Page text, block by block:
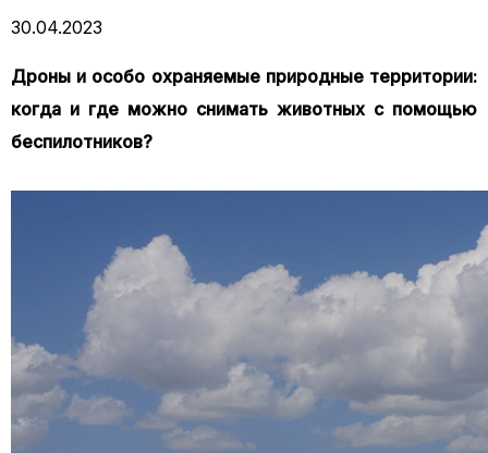
30.04.2023
Дроны и особо охраняемые природные территории:
когда и где можно снимать животных с помощью
беспилотников?